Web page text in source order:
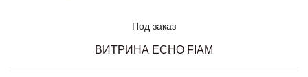
Под заказ
ВИТРИНА ECHO FIAM